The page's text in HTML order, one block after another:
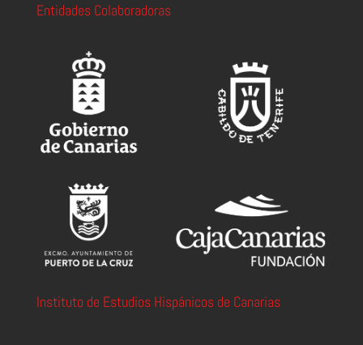
Entidades Colaboradoras
Instituto de Estudios Hispánicos de Canarias